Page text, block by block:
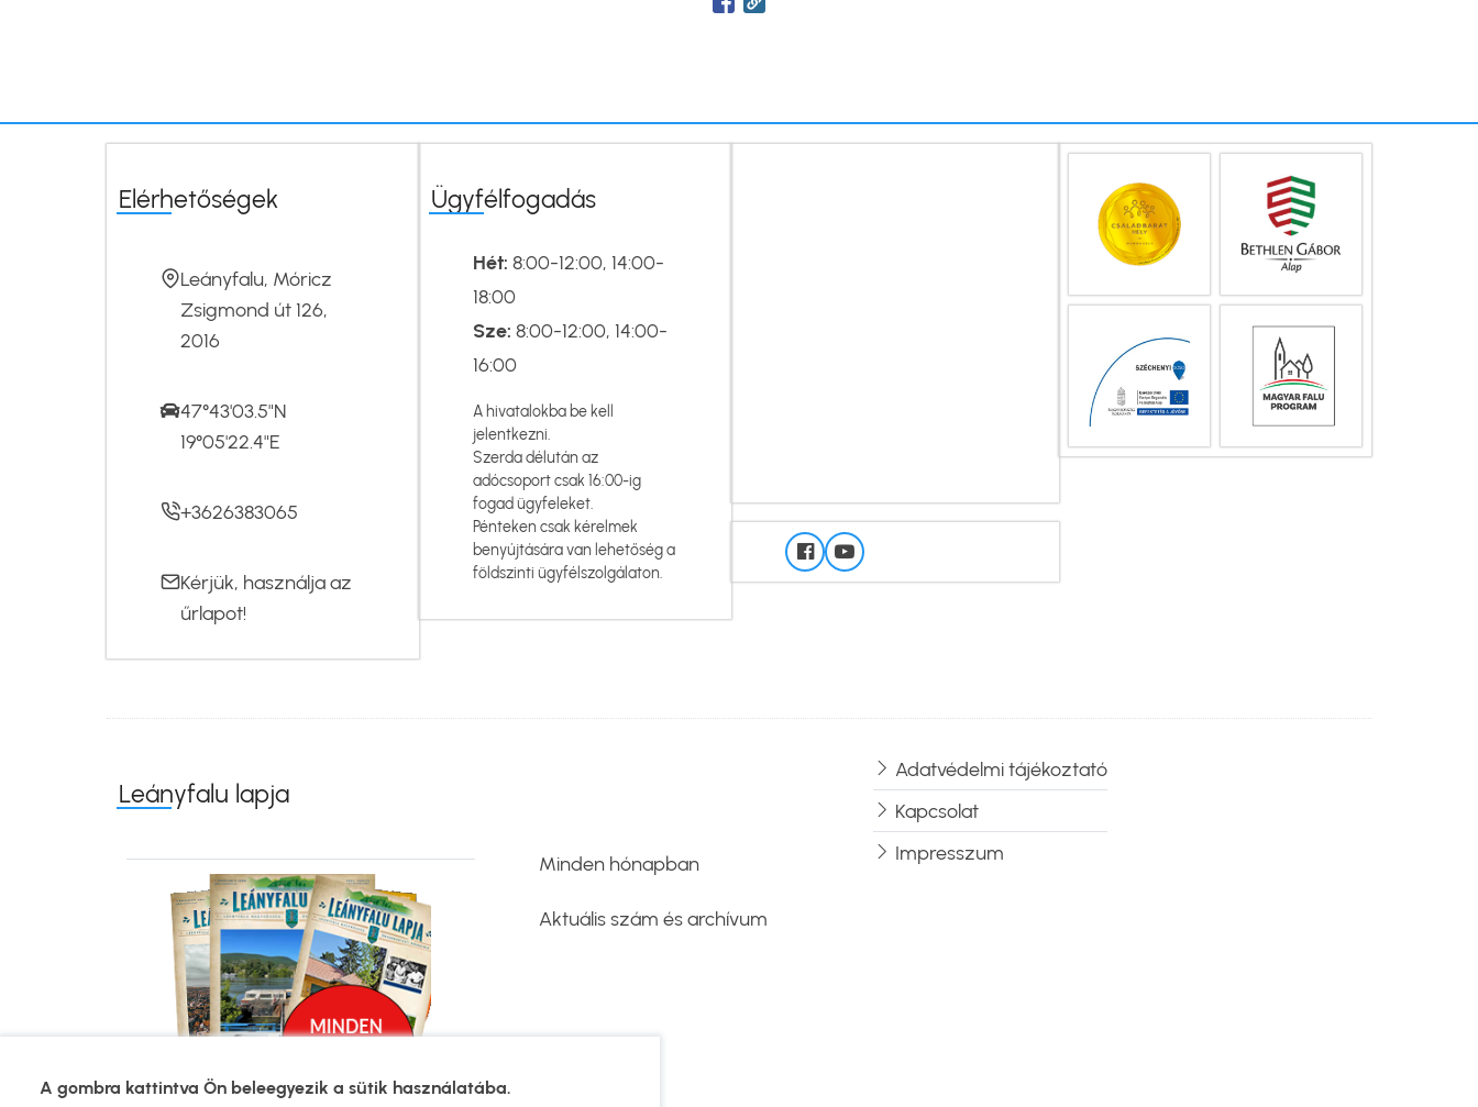
Elérhetőségek
Leányfalu, Móricz
Zsigmond út 126,
2016
47°43'03.5"N
19°05'22.4"E
+3626383065
Kérjük, használja az
űrlapot!
Ügyfélfogadás
Hét: 8:00-12:00, 14:00-
18:00
Sze: 8:00-12:00, 14:00-
16:00
A hivatalokba be kell
jelentkezni.
Szerda délután az
adócsoport csak 16:00-ig
fogad ügyfeleket.
Pénteken csak kérelmek
benyújtására van lehetőség a
földszinti ügyfélszolgálaton.
Leányfalu lapja
Minden hónapban
Aktuális szám és archívum
Lábléc
Adatvédelmi tájékoztató
Kapcsolat
Impresszum
A gombra kattintva Ön beleegyezik a sütik használatába.